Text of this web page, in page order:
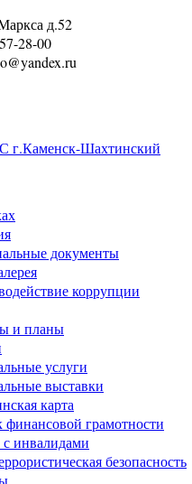
д.52
28-00
документы
коррупции
и планы
услуги
выставки
карта
финансовой грамотности
с инвалидами
безопасность